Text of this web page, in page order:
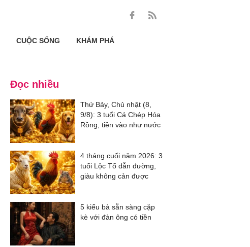
CUỘC SỐNG KHÁM PHÁ
Đọc nhiều
Thứ Bảy, Chủ nhật (8,
9/8): 3 tuổi Cá Chép Hóa
Rồng, tiền vào như nước
4 tháng cuối năm 2026: 3
tuổi Lộc Tổ dẫn đường,
giàu không cản được
5 kiểu bà sẵn sàng cặp
kè với đàn ông có tiền